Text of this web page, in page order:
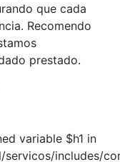
que cada
Recomendo
prestado.